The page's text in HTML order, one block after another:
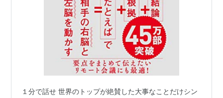
１分で話せ 世界のトップが絶賛した大事なことだけシン